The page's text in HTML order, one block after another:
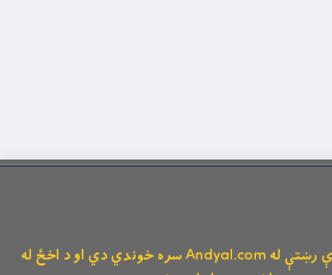
د وېبپاڼې ټولې توکیزې او مانیزې رښتې له Andyal.com سره خوندي دي او د اخځ له